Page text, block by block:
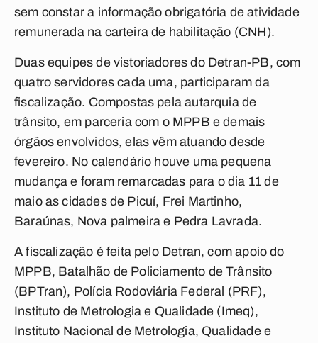
sem constar a informação obrigatória de atividade
remunerada na carteira de habilitação (CNH).
Duas equipes de vistoriadores do Detran-PB, com
quatro servidores cada uma, participaram da
fiscalização. Compostas pela autarquia de
trânsito, em parceria com o MPPB e demais
órgãos envolvidos, elas vêm atuando desde
fevereiro. No calendário houve uma pequena
mudança e foram remarcadas para o dia 11 de
maio as cidades de Picuí, Frei Martinho,
Baraúnas, Nova palmeira e Pedra Lavrada.
A fiscalização é feita pelo Detran, com apoio do
MPPB, Batalhão de Policiamento de Trânsito
(BPTran), Polícia Rodoviária Federal (PRF),
Instituto de Metrologia e Qualidade (Imeq),
Instituto Nacional de Metrologia, Qualidade e